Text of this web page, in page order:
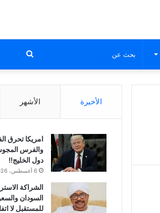
بحث
عن
الأخيرة الأشهر
امريكا تحرق
والفرس
دول الخليج!!
6 أغسطس، 2026
الشراكة
السودان
للمستقبل لا